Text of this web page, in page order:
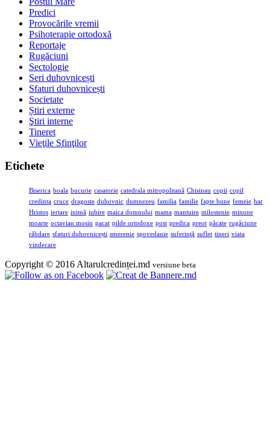
Predici
Provocările vremii
Psihoterapie ortodoxă
Reportaje
Rugăciuni
Sectologie
Seri duhovnicești
Sfaturi duhovnicești
Societate
Știri externe
Ştiri interne
Tineret
Vieţile Sfinţilor
Etichete
Biserica boala bucurie casatorie catedrala mitropolitană Chisinau copii copil
credinta cruce dragoste duhovnic dumnezeu familia familie fapte bune femeie har
Hristos iertare inimă iubire maica domnului mama mantuire milostenie minune
moarte octavian mosin pacat pilde ortodoxe post predica preot păcate rugăciune
răbdare sfaturi duhovnicești smerenie spovedanie suferinţă suflet tineri viata
vindecare
Copyright © 2016 Altarulcredinței.md versiune beta